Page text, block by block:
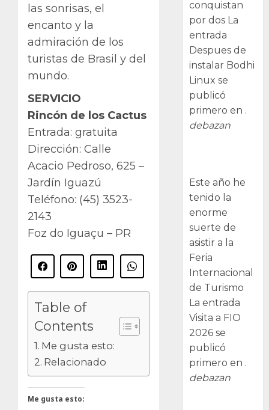
las sonrisas, el
encanto y la
admiración de los
turistas de Brasil y del
mundo.
SERVICIO
Rincón de los Cactus
Entrada: gratuita
Dirección: Calle
Acacio Pedroso, 625 –
Jardín Iguazú
Teléfono: (45) 3523-
2143
Foz do Iguaçu – PR
Table of
Contents
Me gusta esto:
Relacionado
Me gusta esto:
conquistan
por dos La
entrada
Despues de
instalar Bodhi
Linux se
publicó
primero en .
debazan
Este año he
tenido la
enorme
suerte de
asistir a la
Feria
Internacional
de Turismo
La entrada
Visita a FIO
2026 se
publicó
primero en .
debazan